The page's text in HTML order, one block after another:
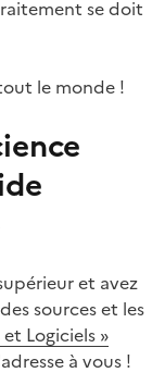
se doit
le monde !
et avez
sources et les
Logiciels »
à vous !